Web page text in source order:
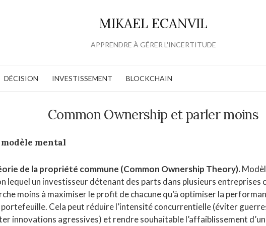
MIKAEL ECANVIL
APPRENDRE À GÉRER L'INCERTITUDE
DÉCISION INVESTISSEMENT BLOCKCHAIN
Common Ownership et parler moins
mental
de la propriété commune (Common Ownership Theory).
lequel un investisseur détenant des parts dans plusieurs entreprises
moins à maximiser le profit de chacune qu’à optimiser la
portefeuille. Cela peut réduire l’intensité concurrentielle (éviter
innovations agressives) et rendre souhaitable l’affaiblissement